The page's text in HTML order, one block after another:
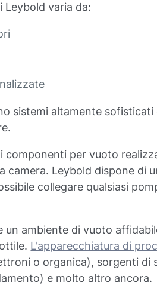
Leybold varia da:
sistemi altamente
componenti per vuoto
camera. Leybold dispone di
collegare qualsiasi
ambiente di vuoto
L'apparecchiatura di
o organica), sorgenti
e molto altro ancora.